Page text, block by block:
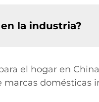
la industria?
el hogar en
domésticas